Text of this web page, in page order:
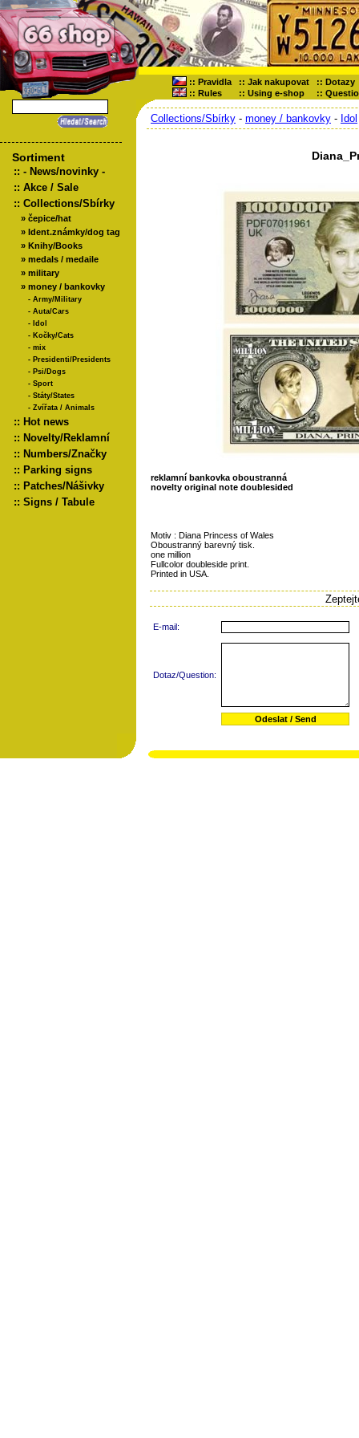
:: Pravidla :: Jak nakupovat :: Dotazy
:: Rules :: Using e-shop ::
Sortiment
:: - News/novinky -
:: Akce / Sale
:: Collections/Sbírky
» čepice/hat
» Ident.známky/dog tag
» Knihy/Books
» medals / medaile
» military
» money / bankovky
- Army/Military
- Auta/Cars
- Idol
- Kočky/Cats
- mix
- Presidenti/Presidents
- Psi/Dogs
- Sport
- Státy/States
- Zvířata / Animals
:: Hot news
:: Novelty/Reklamní
:: Numbers/Značky
:: Parking signs
:: Patches/Nášivky
:: Signs / Tabule
Collections/Sbírky - money / bankovky - Idol
reklamní bankovka oboustranná
novelty original note doublesided
Motiv : Diana Princess of Wales
Oboustranný barevný tisk.
one million
Fullcolor doubleside print.
Printed in USA.
E-mail:
Dotaz/Question: